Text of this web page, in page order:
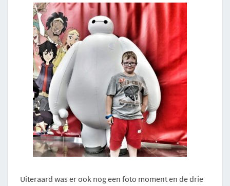
Uiteraard was er ook nog een foto moment en de drie